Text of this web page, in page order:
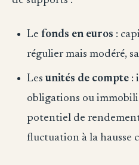
Le fonds en euros :
régulier mais modéré,
Lesunités de compte:
obligations ou
potentiel de
fluctuation à la hausse